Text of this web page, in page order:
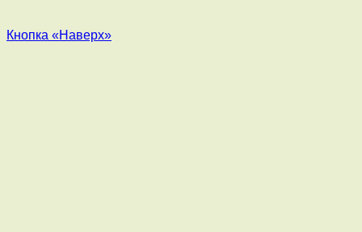
Кнопка «Наверх»